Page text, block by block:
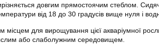
довгим прямостоячим стеблом.
від 18 до 30 градусів вище нуля і
місцем для вирощування цієї акваріумної
або слаболужним середовищем.